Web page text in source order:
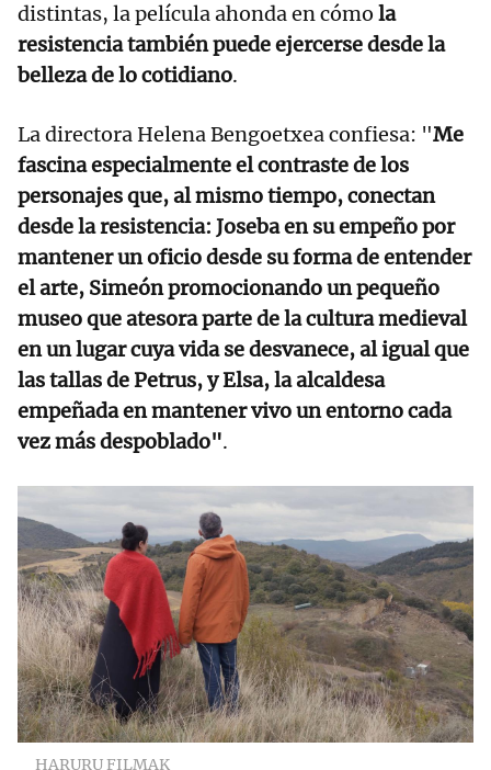
distintas, la película ahonda en cómo la
resistencia también puede ejercerse desde la
belleza de lo cotidiano.
La directora Helena Bengoetxea confiesa: "Me
fascina especialmente el contraste de los
personajes que, al mismo tiempo, conectan
desde la resistencia: Joseba en su empeño por
mantener un oficio desde su forma de entender
el arte, Simeón promocionando un pequeño
museo que atesora parte de la cultura medieval
en un lugar cuya vida se desvanece, al igual que
las tallas de Petrus, y Elsa, la alcaldesa
empeñada en mantener vivo un entorno cada
vez más despoblado".
HARURU FILMAK